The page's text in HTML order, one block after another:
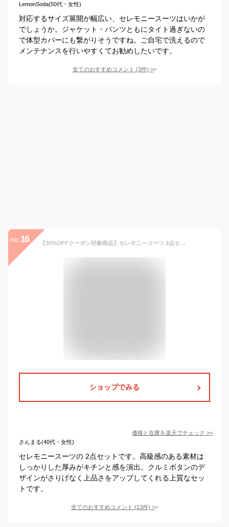
LemonSoda(50代・女性)
対応するサイズ展開が幅広い、セレモニースーツはいかが
でしょうか。ジャケット・パンツともにタイト過ぎないの
で体型カバーにも繋がりそうですね。ご自宅で洗えるので
メンテナンスを行いやすくてお勧めしたいです。
全てのおすすめコメント (3件) >
no. 16 【30%OFFクーポン対象商品】セレモニースーツ 2点セット ジャケット ワンピース ママスーツ フォーマルスーツ レディース ミセス 50代 40代 30代 七五三 お宮参り 入学式 入園式 卒業式 卒園式 親族 母親 服装 女性 大きいサイズ セットアップ 結婚式 黒 上品 即日発送
ショップでみる
価格と在庫を楽天でチェック >>
さんまる(40代・女性)
セレモニースーツの 2点セットです。高級感のある素材は
しっかりした厚みがキチンと感を演出。クルミボタンのデ
ザインがさりげなく上品さをアップしてくれる上質なセッ
トです。
全てのおすすめコメント (13件) >